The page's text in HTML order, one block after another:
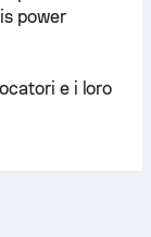
power
e i loro